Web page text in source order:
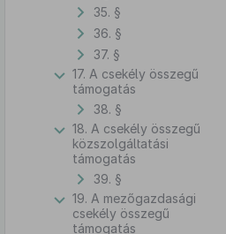
35. §
36. §
37. §
17. A csekély összegű
támogatás
38. §
18. A csekély összegű
közszolgáltatási
támogatás
39. §
19. A mezőgazdasági
csekély összegű
támogatás